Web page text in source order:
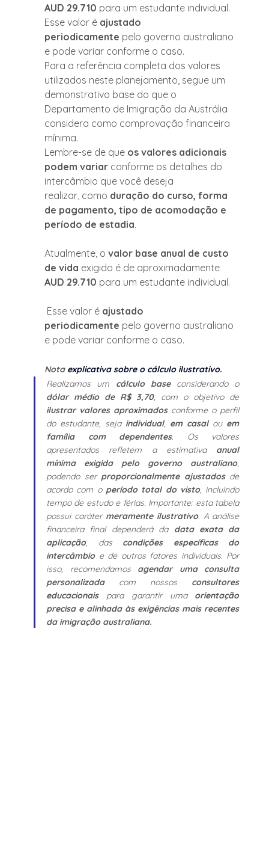
AUD 29.710 para um estudante individual.
Esse valor é ajustado
periodicamente pelo governo australiano
e pode variar conforme o caso.
Para a referência completa dos valores
utilizados neste planejamento, segue um
demonstrativo base do que o
Departamento de Imigração da Austrália
considera como comprovação financeira
mínima.
Lembre-se de que os valores adicionais
podem variar conforme os detalhes do
intercâmbio que você deseja
realizar, como duração do curso, forma
de pagamento, tipo de acomodação e
período de estadia.
Atualmente, o valor base anual de custo
de vida exigido é de aproximadamente
AUD 29.710 para um estudante individual.
Esse valor é ajustado
periodicamente pelo governo australiano
e pode variar conforme o caso.
Nota explicativa sobre o cálculo ilustrativo.
Realizamos um cálculo base
considerando o
dólar médio de R$ 3,70
, com o objetivo de
ilustrar valores aproximados conforme o perfil
do estudante, seja individual, em casal ou em
família com dependentes. Os valores
apresentados refletem a estimativa anual
mínima exigida pelo governo australiano,
podendo ser proporcionalmente ajustados de
acordo com o período total do visto, incluindo
tempo de estudo e férias. Importante: esta tabela
possui caráter meramente ilustrativo. A análise
financeira final dependerá da data exata da
aplicação, das condições específicas do
intercâmbio e de outros fatores individuais. Por
isso, recomendamos agendar uma consulta
personalizada com nossos consultores
educacionais para garantir uma orientação
precisa e alinhada às exigências mais recentes
da imigração australiana.